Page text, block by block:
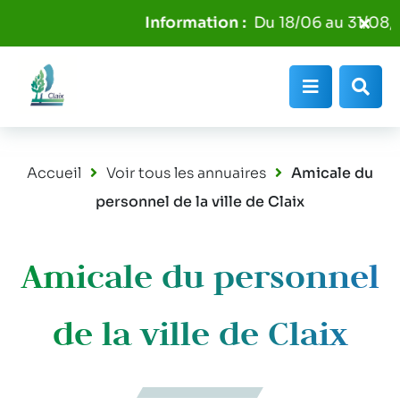
Aller à la recherche
Du 18/06 au 31/08,
Menu
Accueil Voir tous les annuaires
Amicale du
personnel de la ville de Claix
Amicale du personnel
de la ville de Claix